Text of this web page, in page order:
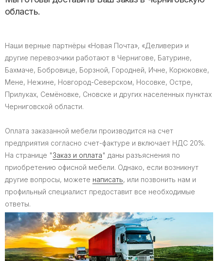
область.
Наши верные партнёры «Новая Почта», «Деливери» и
другие перевозчики работают в Чернигове, Батурине,
Бахмаче, Бобровице, Борзной, Городней, Ичне, Корюковке,
Мене, Нежине, Новгород-Северском, Носовке, Остре,
Прилуках, Семёновке, Сновске и других населенных пунктах
Черниговской области.
Оплата заказанной мебели производится на счет
предприятия согласно счет-фактуре и включает НДС 20%.
На странице "Заказ и оплата" даны разъяснения по
приобретению офисной мебели. Однако, если возникнут
другие вопросы, можете написать, или позвонить нам и
профильный специалист предоставит все необходимые
ответы.